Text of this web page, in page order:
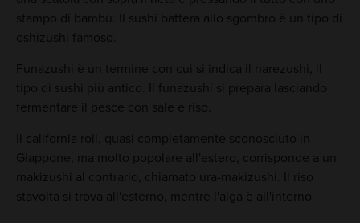
stampo di bambù. Il sushi battera allo sgombro è un tipo di
oshizushi famoso.
Funazushi è un termine con cui si indica il narezushi, il
tipo di sushi più antico. Il funazushi si prepara lasciando
fermentare il pesce con sale e riso.
Il california roll, quasi completamente sconosciuto in
Giappone, ma molto popolare all'estero, corrisponde a un
makizushi al contrario, chiamato ura-makizushi. Il riso
stavolta si trova all'esterno, mentre l'alga è all'interno.